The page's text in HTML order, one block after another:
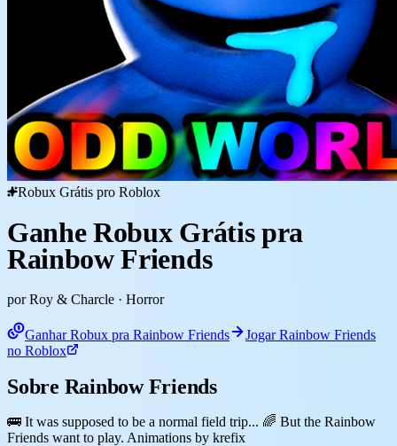
Robux Grátis pro Roblox
Ganhe Robux Grátis pra
Rainbow Friends
por Roy & Charcle · Horror
Ganhar Robux pra Rainbow Friends
Jogar Rainbow Friends
no Roblox
Sobre Rainbow Friends
🚌 It was supposed to be a normal field trip... 🌈 But the Rainbow
Friends want to play. Animations by krefix